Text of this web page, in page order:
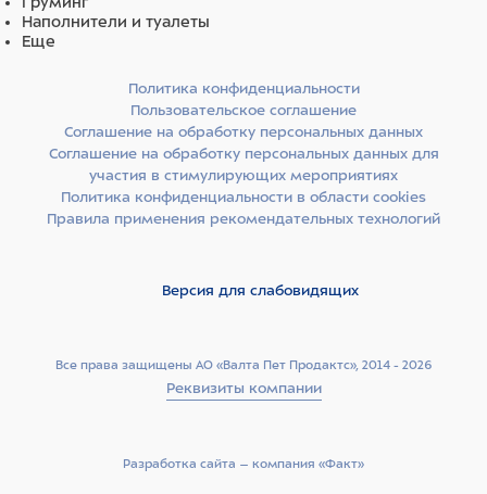
Наполнители и туалеты
Еще
Все права защищены АО «Валта Пет Продактс», 2014 - 2026
Реквизиты компании
Политика конфиденциальности
Пользовательское соглашение
Соглашение на обработку персональных данных
Соглашение на обработку персональных данных для
участия в стимулирующих мероприятиях
Политика конфиденциальности в области cookies
Правила применения рекомендательных технологий
Версия для слабовидящих
Разработка сайта –­ компания «Факт»